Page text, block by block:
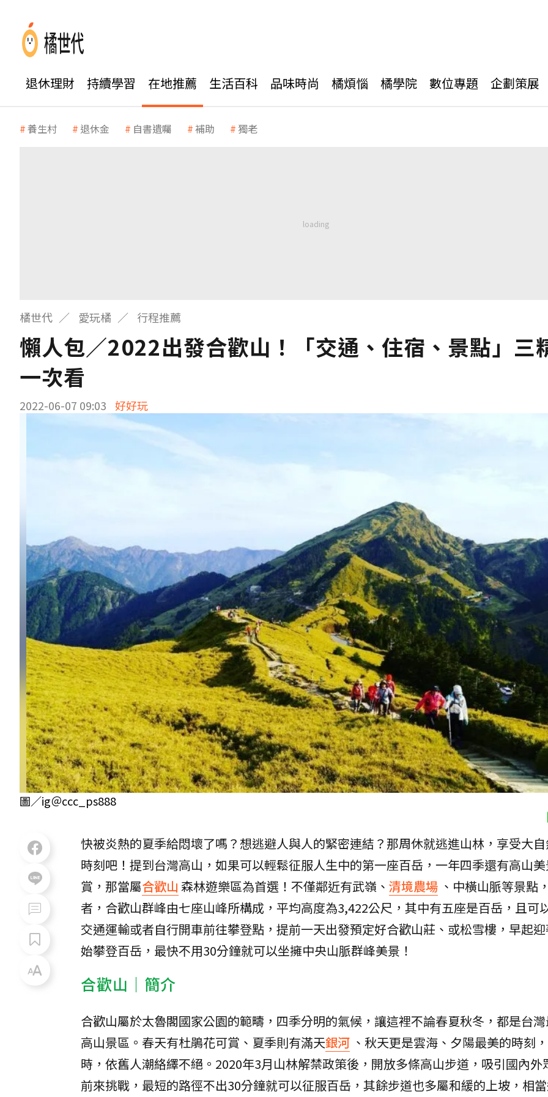
退休理財 持續學習 在地推薦 生活百科 品味時尚 橘煩惱 橘學院 數位專題 企劃策展
養生村 退休金 自書遺囑 補助 獨老
橘世代 愛玩橘 行程推薦
懶人包／2022出發合歡山！「交通、住宿、景點」三
一次看
2022-06-07 09:03 好好玩
圖／ig＠ccc_ps888
快被炎熱的夏季給悶壞了嗎？想逃避人與人的緊密連結？那周休就逃進山林，享受大
時刻吧！提到台灣高山，如果可以輕鬆征服人生中的第一座百岳，一年四季還有高山
賞，那當屬合歡山 森林遊樂區為首選！不僅鄰近有武嶺、 清境農場 、中橫山脈等景點
者，合歡山群峰由七座山峰所構成，平均高度為3,422公尺，其中有五座是百岳，且可
交通運輸或者自行開車前往攀登點，提前一天出發預定好合歡山莊、或松雪樓，早起
始攀登百岳，最快不用30分鐘就可以坐擁中央山脈群峰美景！
合歡山｜簡介
合歡山屬於太魯閣國家公園的範疇，四季分明的氣候，讓這裡不論春夏秋冬，都是台
高山景區。春天有杜鵑花可賞、夏季則有滿天銀河 、秋天更是雲海、夕陽最美的時刻
時，依舊人潮絡繹不絕。2020年3月山林解禁政策後，開放多條高山步道，吸引國內外
前來挑戰，最短的路徑不出30分鐘就可以征服百岳，其餘步道也多屬和緩的上坡，相